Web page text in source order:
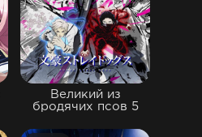
Великий из
бродячих псов 5